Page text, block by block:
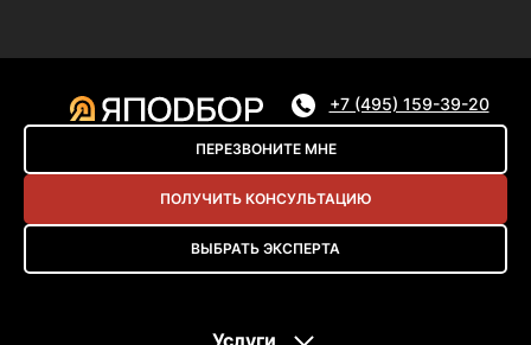
+7 (495) 159-39-20
ПЕРЕЗВОНИТЕ МНЕ
ПОЛУЧИТЬ КОНСУЛЬТАЦИЮ
ВЫБРАТЬ ЭКСПЕРТА
Услуги